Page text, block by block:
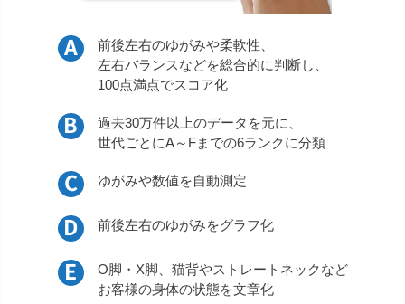
A
前後左右のゆがみや柔軟性、
左右バランスなどを総合的に判断し、
100点満点でスコア化
B
過去30万件以上のデータを元に、
世代ごとにA～Fまでの6ランクに分類
C ゆがみや数値を自動測定
D 前後左右のゆがみをグラフ化
E
O脚・X脚、猫背やストレートネックなど
お客様の身体の状態を文章化